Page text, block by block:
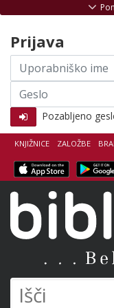
KNJIŽNICE ZALOŽBE
Prijava
Uporabniško
ime
Geslo
Pozabljeno